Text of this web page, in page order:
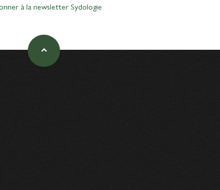
à la newsletter Sydologie